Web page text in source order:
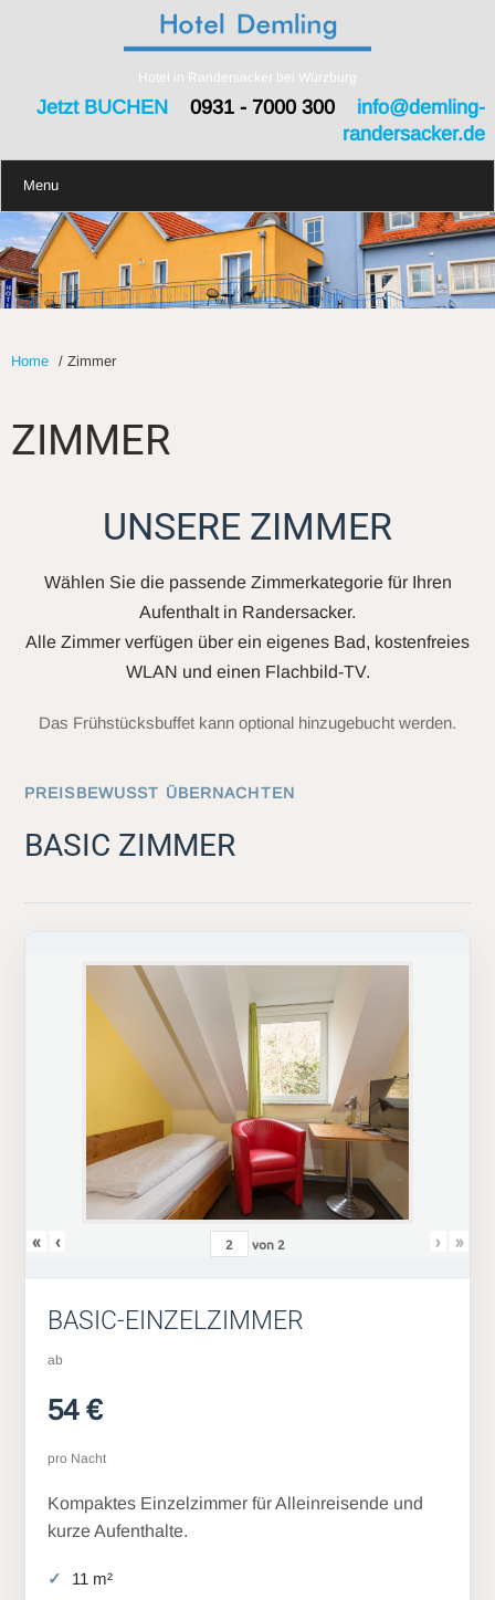
Hotel in Randersacker bei Würzburg
Jetzt BUCHEN0931 - 7000 300 info@demling-
randersacker.de
Menu
Home / Zimmer
ZIMMER
UNSERE ZIMMER
Wählen Sie die passende Zimmerkategorie für Ihren
Aufenthalt in Randersacker.
Alle Zimmer verfügen über ein eigenes Bad, kostenfreies
WLAN und einen Flachbild-TV.
Das Frühstücksbuffet kann optional hinzugebucht werden.
PREISBEWUSST ÜBERNACHTEN
BASIC ZIMMER
« ‹ von 2 › »
BASIC-EINZELZIMMER
ab
54 €
pro Nacht
Kompaktes Einzelzimmer für Alleinreisende und
kurze Aufenthalte.
11 m²